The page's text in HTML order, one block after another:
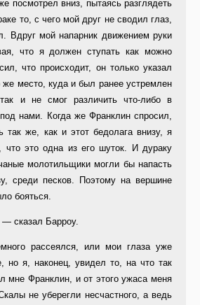
посмотрел вниз, пытаясь разглядеть
то, с чего мой друг не сводил глаз,
Вдруг мой напарник движением руки
что я должен ступать как можно
что происходит, он только указал
же место, куда и был ранее устремлен
и не смог различить что-либо в
нами. Когда же Франклин спросил,
так же, как и этот бедолага внизу, я
что это одна из его шуток. И дураку
молотильщики могли бы напасть
среди песков. Поэтому на вершине
бояться.
сказал Барроу.
рассеялся, или мои глаза уже
но я, наконец, увидел то, на что так
мне Франклин, и от этого ужаса меня
не уберегли несчастного, а ведь